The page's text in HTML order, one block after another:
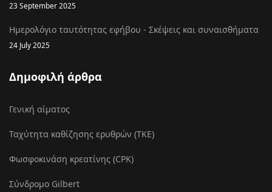
23 September 2025
Ημερολόγιο ταυτότητας εφήβου - Σκέψεις και συναισθήματα
24 July 2025
Δημοφιλή άρθρα
Γενική αίματος
Ταχύτητα καθίζησης ερυθρών (ΤΚΕ)
Φωσφοκινάση κρεατίνης (CPK)
Σύνδρομο Gilbert